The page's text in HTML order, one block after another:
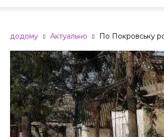
додому Актуально По Покровську